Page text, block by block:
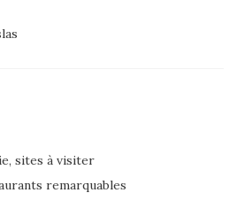
sites à visiter
remarquables